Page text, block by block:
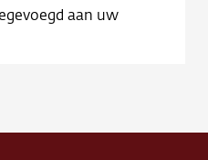
aan uw